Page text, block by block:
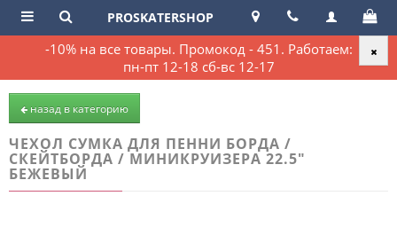
-10% на все товары. Промокод - 451. Работаем:
пн-пт 12-18 сб-вс 12-17
PROSKATERSHOP
назад в категорию
ЧЕХОЛ СУМКА ДЛЯ ПЕННИ БОРДА /
СКЕЙТБОРДА / МИНИКРУИЗЕРА 22.5"
БЕЖЕВЫЙ